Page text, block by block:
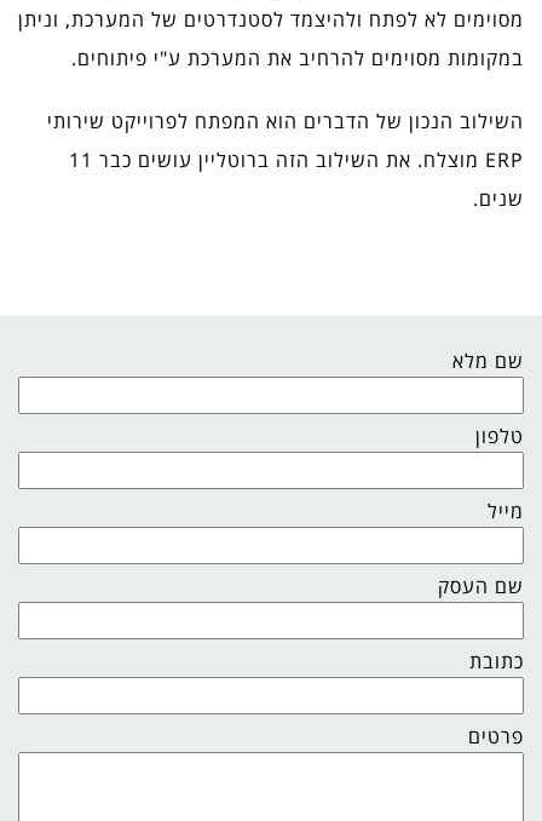
מסוימים לא לפתח ולהיצמד לסטנדרטים של המערכת, וניתן
במקומות מסוימים להרחיב את המערכת ע"י פיתוחים.
השילוב הנכון של הדברים הוא המפתח לפרוייקט שירותי
ERP מוצלח. את השילוב הזה ברוטליין עושים כבר 11
שנים.
שם מלא
טלפון
מייל
שם העסק
כתובת
פרטים